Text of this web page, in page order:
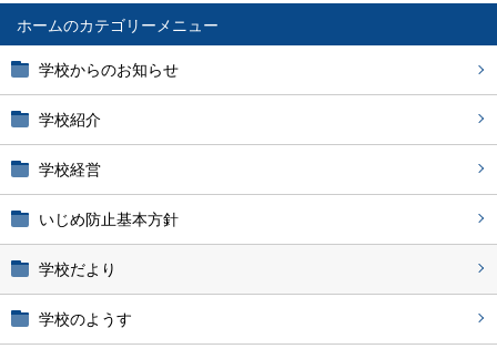
ホーム
学校からのお知らせ
学校紹介
学校経営
いじめ防止基本方針
学校だより
学校のようす